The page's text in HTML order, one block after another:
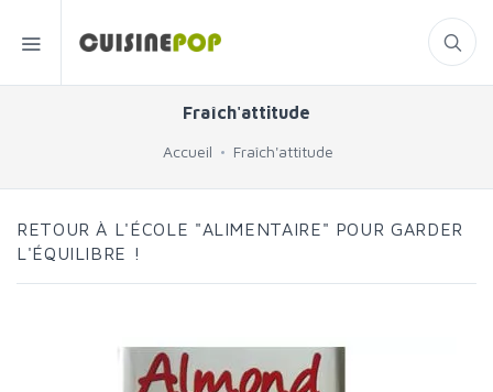
Fraîch'attitude
Accueil Fraîch'attitude
RETOUR À L'ÉCOLE "ALIMENTAIRE" POUR GARDER
L'ÉQUILIBRE !